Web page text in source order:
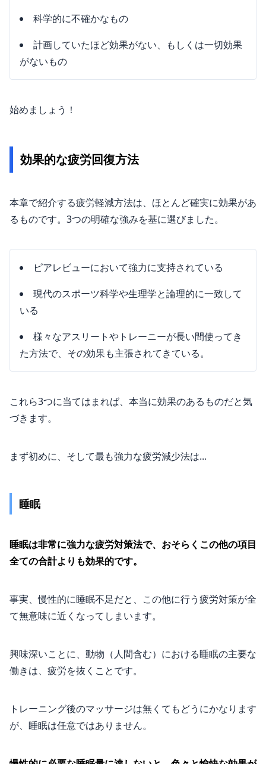
科学的に不確かなもの
計画していたほど効果がない、もしくは一切効果
がないもの
始めましょう！
効果的な疲労回復方法
本章で紹介する疲労軽減方法は、ほとんど確実に効果があ
るものです。3つの明確な強みを基に選びました。
ピアレビューにおいて強力に支持されている
現代のスポーツ科学や生理学と論理的に一致して
いる
様々なアスリートやトレーニーが長い間使ってき
た方法で、その効果も主張されてきている。
これら3つに当てはまれば、本当に効果のあるものだと気
づきます。
まず初めに、そして最も強力な疲労減少法は...
睡眠
睡眠は非常に強力な疲労対策法で、おそらくこの他の項目
全ての合計よりも効果的です。
事実、慢性的に睡眠不足だと、この他に行う疲労対策が全
て無意味に近くなってしまいます。
興味深いことに、動物（人間含む）における睡眠の主要な
働きは、疲労を抜くことです。
トレーニング後のマッサージは無くてもどうにかなります
が、睡眠は任意ではありません。